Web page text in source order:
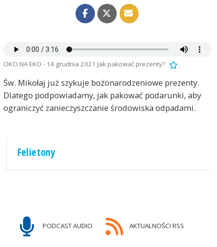
OKO NA EKO - 14 grudnia 2021 Jak pakować prezenty?
Św. Mikołaj już szykuje bożonarodzeniowe prezenty.
Dlatego podpowiadamy, jak pakować podarunki, aby
ograniczyć zanieczyszczanie środowiska odpadami.
Felietony
PODCAST AUDIO AKTUALNOŚCI RSS